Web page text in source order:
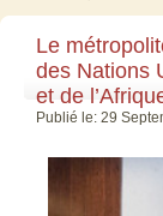
Le
des Nations
et de
Publié le: 29